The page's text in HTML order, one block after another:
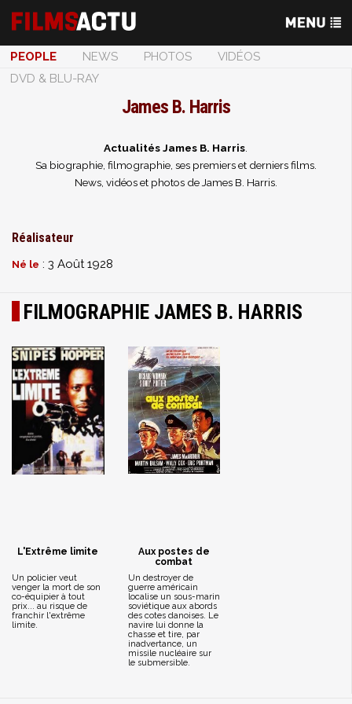
PEOPLE NEWS PHOTOS
VIDÉOS
DVD & BLU-RAY
James B. Harris
Actualités James B. Harris
Sa biographie, filmographie, ses premiers et derniers films.
News, vidéos et photos de James B. Harris.
Réalisateur
Né le : 3 Août 1928
FILMOGRAPHIE JAMES B. HARRIS
L'Extrême limite
Un policier veut
venger la mort de son
co-équipier à tout
prix... au risque de
franchir l'extrême
limite.
Aux postes de
combat
Un destroyer de
guerre américain
localise un sous-marin
soviétique aux abords
des cotes danoises. Le
navire lui donne la
chasse et tire, par
inadvertance, un
missile nucléaire sur
le submersible.